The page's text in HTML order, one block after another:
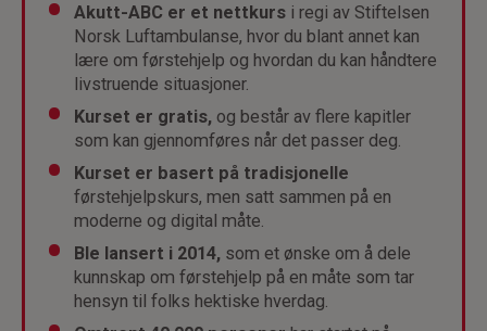
Akutt-ABC er et nettkursi regi av Stiftelsen
Norsk Luftambulanse, hvor du blant annet kan
lære om førstehjelp og hvordan du kan håndtere
livstruende situasjoner.
Kurset er gratis,og består av flere kapitler
som kan gjennomføres når det passer deg.
Kurset er basert på tradisjonelle
førstehjelpskurs, men satt sammen på en
moderne og digital måte.
Ble lansert i 2014, som et ønske om å dele
kunnskap om førstehjelp på en måte som tar
hensyn til folks hektiske hverdag.